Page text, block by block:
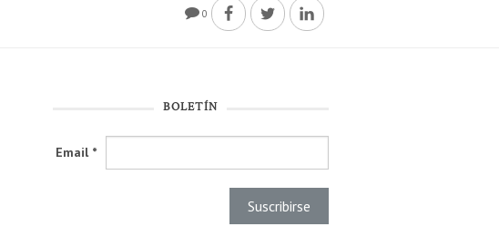
0
BOLETÍN
Email *